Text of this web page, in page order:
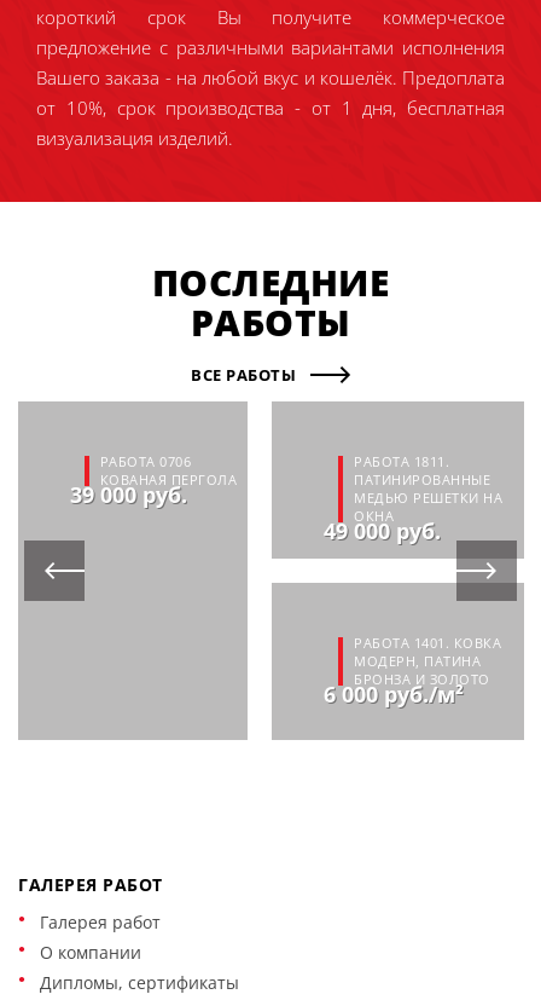
короткий срок Вы получите коммерческое
предложение с различными вариантами исполнения
Вашего заказа - на любой вкус и кошелёк. Предоплата
от 10%, срок производства - от 1 дня, бесплатная
визуализация изделий.
ПОСЛЕДНИЕ
РАБОТЫ
ВСЕ РАБОТЫ
РАБОТА 0706
КОВАНАЯ ПЕРГОЛА
39 000 руб.
РАБОТА 1811.
ПАТИНИРОВАННЫЕ
МЕДЬЮ РЕШЕТКИ НА
ОКНА
49 000 руб.
РАБОТА 1401. КОВКА
МОДЕРН, ПАТИНА
БРОНЗА И ЗОЛОТО
6 000 руб./м²
ГАЛЕРЕЯ РАБОТ
Галерея работ
О компании
Дипломы, сертификаты